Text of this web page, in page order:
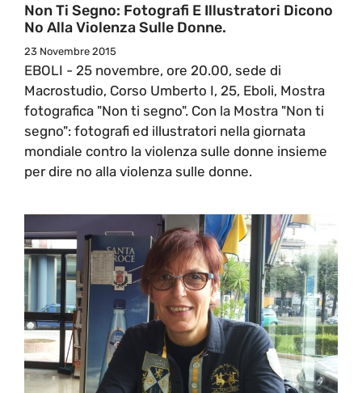
Non Ti Segno: Fotografi E Illustratori Dicono
No Alla Violenza Sulle Donne.
23 Novembre 2015
EBOLI - 25 novembre, ore 20.00, sede di
Macrostudio, Corso Umberto I, 25, Eboli, Mostra
fotografica "Non ti segno". Con la Mostra "Non ti
segno": fotografi ed illustratori nella giornata
mondiale contro la violenza sulle donne insieme
per dire no alla violenza sulle donne.